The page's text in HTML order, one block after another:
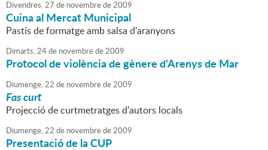
Divendres,27 de novembrede2009
Cuina al Mercat Municipal
Pastís de formatge amb salsa d'aranyons
Dimarts,24de novembrede2009
Protocol de violència de gènere d'Arenys de Mar
Diumenge,22 de novembrede2009
Fas curt
Projecció de curtmetratges d'autors locals
Diumenge,22 de novembrede2009
Presentació de la CUP